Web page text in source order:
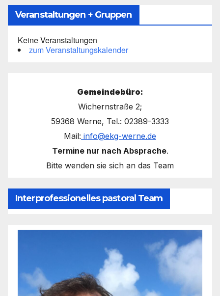
Veranstaltungen + Gruppen
Keine Veranstaltungen
zum Veranstaltungskalender
Gemeindebüro:
Wichernstraße 2;
59368 Werne, Tel.: 02389-3333
Mail: info@ekg-werne.de
Termine nur nach Absprache.
Bitte wenden sie sich an das Team
Interprofessionelles pastoral Team